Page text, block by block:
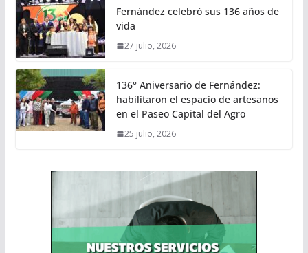
Fernández celebró sus 136 años de
vida
27 julio, 2026
136° Aniversario de Fernández:
habilitaron el espacio de artesanos
en el Paseo Capital del Agro
25 julio, 2026